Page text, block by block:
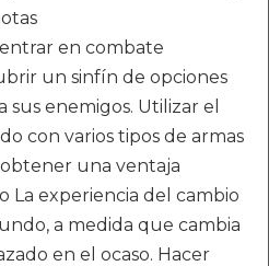
en combate
un sinfín de opciones
sus enemigos. Utilizar el
con varios tipos de armas
una ventaja
La experiencia del cambio
a medida que cambia
en el ocaso. Hacer